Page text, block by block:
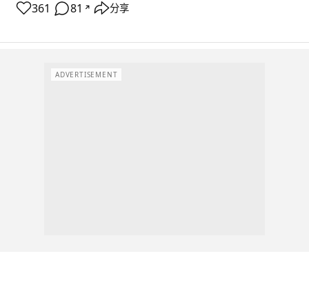
361 81 ↗ 分享
ADVERTISEMENT